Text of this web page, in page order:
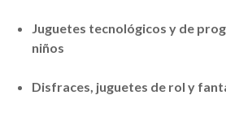
Juguetes tecnológicos y de
niños
Disfraces, juguetes de rol y